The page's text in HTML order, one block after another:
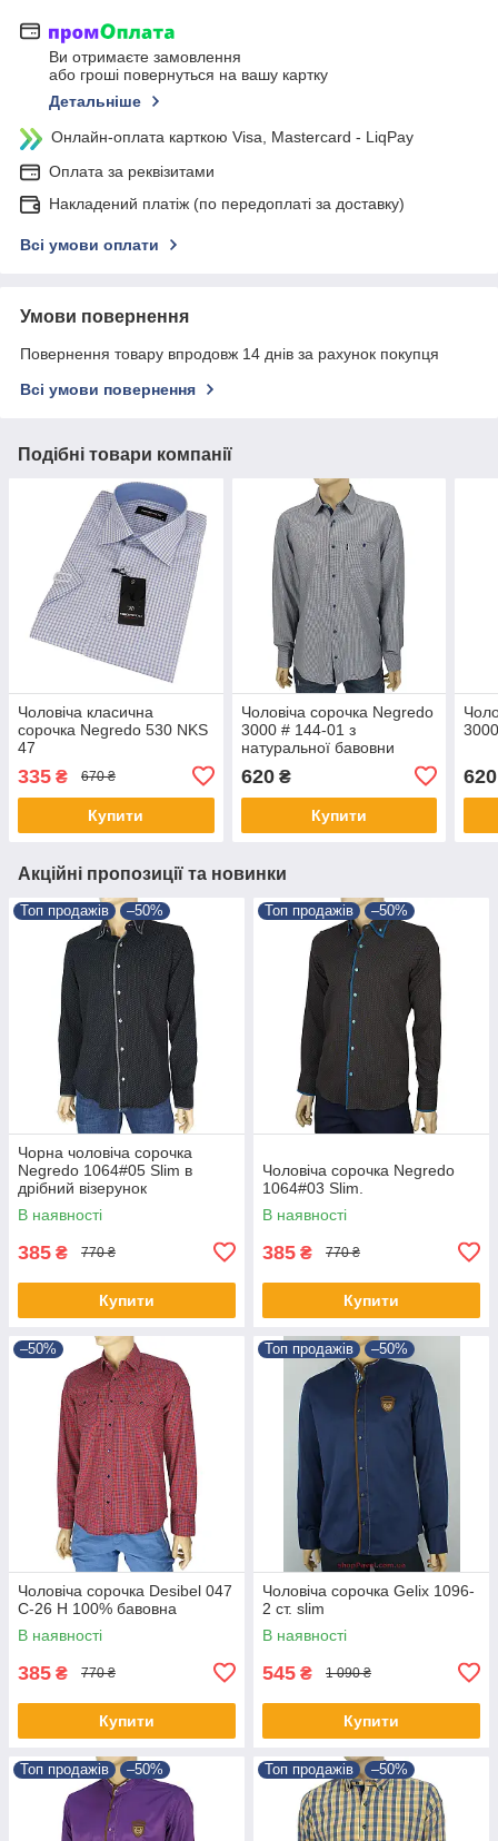
Ви отримаєте замовлення
або гроші повернуться на вашу картку
Детальніше
Онлайн-оплата карткою Visa, Mastercard - LiqPay
Оплата за реквізитами
Накладений платіж (по передоплаті за доставку)
Всі умови оплати
Умови повернення
Повернення товару впродовж 14 днів за рахунок покупця
Всі умови повернення
Подібні товари компанії
Чоловіча класична
сорочка Negredo 530 NKS
47
335 ₴ 670 ₴
Купити
Чоловіча сорочка Negredo
3000 # 144-01 з
натуральної бавовни
620₴
Купити
620
Акційні пропозиції та новинки
Топ продажів –50%
Чорна чоловіча сорочка
Negredo 1064#05 Slim в
дрібний візерунок
В наявності
385 ₴ 770 ₴
Купити
Топ продажів –50%
Чоловіча сорочка Negredo
1064#03 Slim.
В наявності
385 ₴ 770 ₴
Купити
–50%
Чоловіча сорочка Desibel 047
C-26 H 100% бавовна
В наявності
385 ₴ 770 ₴
Купити
Топ продажів –50%
Чоловіча сорочка Gelix 1096-
2 ст. slim
В наявності
545 ₴ 1 090 ₴
Купити
Топ продажів –50% Топ продажів –50%